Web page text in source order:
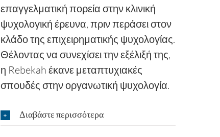
επαγγελματική πορεία στην κλινική
ψυχολογική έρευνα, πριν περάσει στον
κλάδο της επιχειρηματικής ψυχολογίας.
Θέλοντας να συνεχίσει την εξέλιξή της,
η Rebekah έκανε μεταπτυχιακές
σπουδές στην οργανωτική ψυχολογία.
Διαβάστε περισσότερα